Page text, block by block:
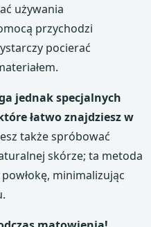
używania
przychodzi
pocierać
jednak specjalnych
łatwo znajdziesz w
także spróbować
skórze; ta metoda
minimalizując